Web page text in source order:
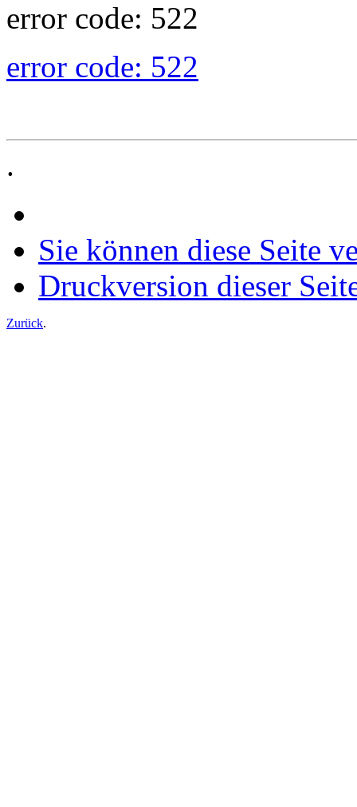
error code: 522
error code: 522
.
Sie können diese Seite
Druckversion dieser
Zurück.